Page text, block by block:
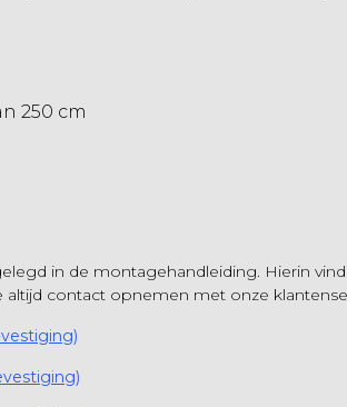
250 cm
in de montagehandleiding. Hierin
contact opnemen met onze